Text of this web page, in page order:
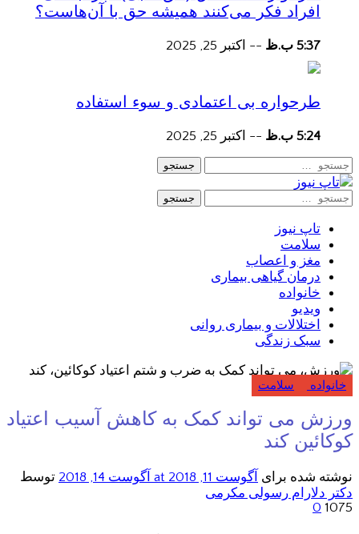
افراد فکر می‌کنند همیشه حق با آن‌هاست؟
5:37 ب.ظ -- اکتبر 25, 2025
طرحواره بی اعتمادی و سوء استفاده
5:24 ب.ظ -- اکتبر 25, 2025
جستجو
جستجو
تاپ نیوز
سلامت
مغز و اعصاب
درمان گیاهی بیماری
خانواده
ویدیو
اختلالات و بیماری روانی
سبک زندگی
خانواده سلامت
ورزش می تواند کمک به کاهش آسیب اعتیاد
کوکائین کند
نوشته شده برای آگوست 11, 2018 at آگوست 14, 2018
توسط
دکتر دلارام رسولی مکرمی
1075
0